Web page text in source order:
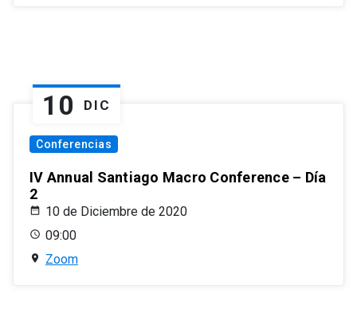
10 DIC
Conferencias
IV Annual Santiago Macro Conference – Día
2
10 de Diciembre de 2020
09:00
Zoom